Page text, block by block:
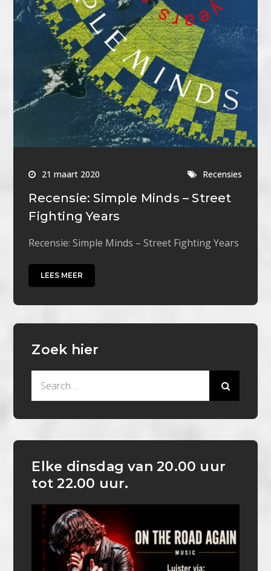
21 maart 2020 Recensies
Recensie: Simple Minds – Street
Fighting Years
Recensie: Simple Minds – Street Fighting Years
LEES MEER
Zoek hier
Elke dinsdag van 20.00 uur
tot 22.00 uur.